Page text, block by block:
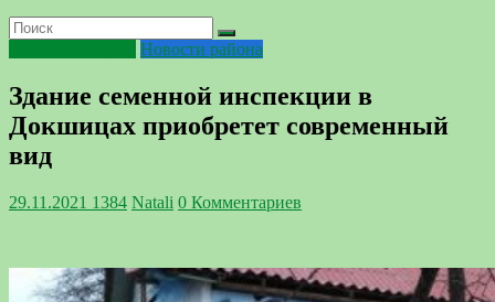
Новости района
Здание семенной инспекции в
Докшицах приобретет современный
вид
29.11.2021 1384 Natali 0 Комментариев